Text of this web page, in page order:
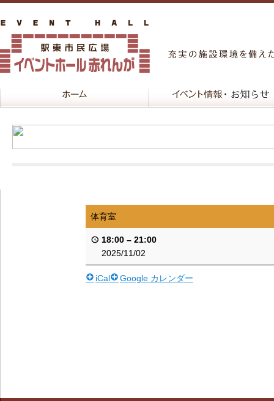
体育室
18:00 – 21:00
2025/11/02
iCal Google カレンダー